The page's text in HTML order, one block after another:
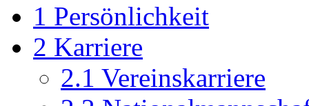
1 Persönlichkeit
2 Karriere
2.1 Vereinskarriere